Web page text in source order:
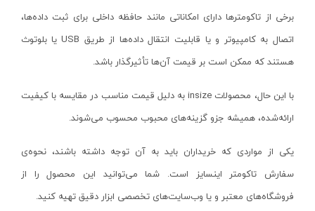
جاروبرقی صنعتی
تفنگ میخ کوب
موتور برق
شلنگ ویبراتور
ماله موتوری
حدیده برقی
هویه برقی
فردان الکتریک- FARDAN ELECTRIC
کداک- KODAK
پی ال- PL
اوسیس- OASIS
آسیمتو- ASIMETO
مکس-MAX
نیرو الکتریک- NIROOELECTRIC
چند رنگ
زرد-قرمز
کرم-قرمز
ابی
آبی-نارنجی
برخی از تاکومترها دارای امکاناتی مانند حافظه داخلی برای ثبت داده‌ها،
اتصال به کامپیوتر و یا قابلیت انتقال داده‌ها از طریق USB یا بلوتوث
هستند که ممکن است بر قیمت آن‌ها تأثیرگذار باشد.
با این حال، محصولات insizeبه دلیل قیمت مناسب در مقایسه با کیفیت
ارائه‌شده، همیشه جزو گزینه‌های محبوب محسوب می‌شوند.
یکی از مواردی که خریداران باید به آن توجه داشته باشند، نحوه‌ی
سفارش تاکومتر اینسایز است. شما می‌توانید این محصول را از
فروشگاه‌های معتبر و یا وب‌سایت‌های تخصصی ابزار دقیق تهیه کنید.